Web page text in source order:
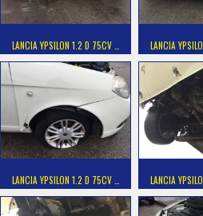
LANCIA YPSILON 1.2 D 75CV … LANCIA
LANCIA YPSILON 1.2 D 75CV … LANCIA